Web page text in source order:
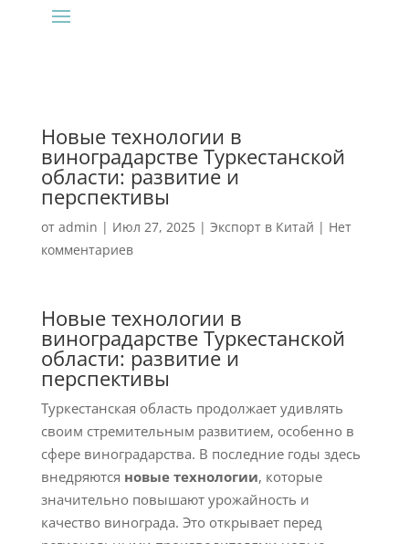
Новые технологии в
виноградарстве Туркестанской
области: развитие и
перспективы
от admin | Июл 27, 2025| Экспорт в Китай | Нет
комментариев
Новые технологии в
виноградарстве Туркестанской
области: развитие и
перспективы
Туркестанская область продолжает удивлять
своим стремительным развитием, особенно в
сфере виноградарства. В последние годы здесь
внедряются новые технологии, которые
значительно повышают урожайность и
качество винограда. Это открывает перед